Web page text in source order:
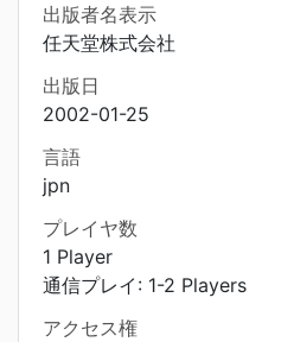
出版者名表示
任天堂株式会社
出版日
2002-01-25
言語
jpn
プレイヤ数
1 Player
通信プレイ: 1-2 Players
アクセス権